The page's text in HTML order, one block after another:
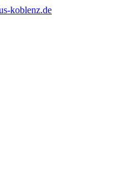
koblenz.de